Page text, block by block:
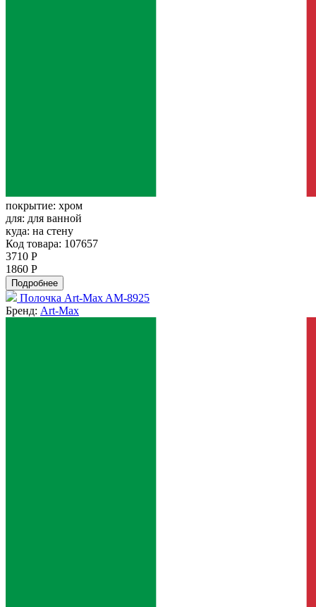
покрытие: хром
для: для ванной
куда: на стену
Код товара: 107657
3710 Р
1860 Р
Подробнее
Полочка Art-Max AM-8925
Бренд: Art-Max